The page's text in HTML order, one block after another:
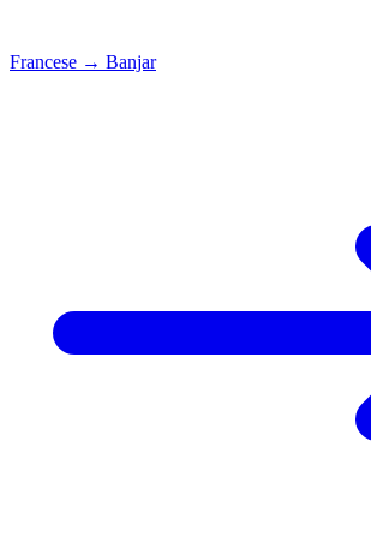
Francese → Banjar